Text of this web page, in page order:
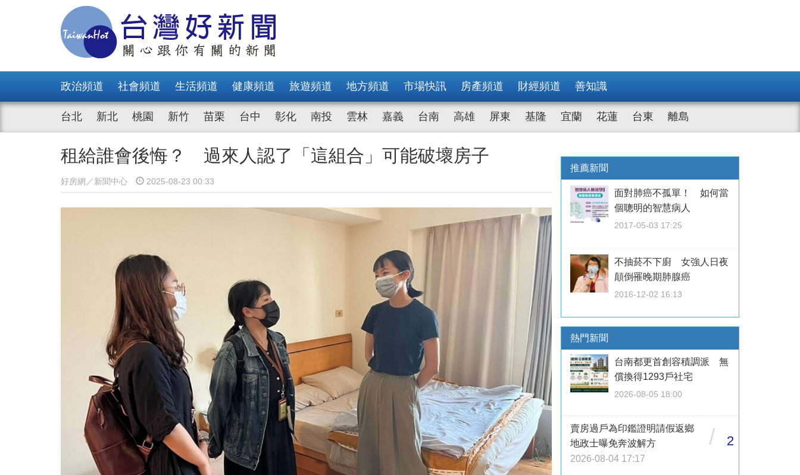
政治頻道 社會頻道 生活頻道 健康頻道 旅遊頻道 地方頻道 市場快訊 房產頻道 財經頻道 善知識
台北 新北 桃園 新竹 苗栗 台中 彰化 南投 雲林 嘉義 台南 高雄 屏東 基隆 宜蘭 花蓮 台東 離島
租給誰會後悔？ 過來人認了「這組合」可能破壞房子
好房網／新聞中心 2025-08-23 00:33
推薦新聞
面對肺癌不孤單！ 如何當
個聰明的智慧病人
2017-05-03 17:25
不抽菸不下廚 女強人日夜
顛倒罹晚期肺腺癌
2016-12-02 16:13
熱門新聞
台南都更首創容積調派 無
償換得1293戶社宅
2026-08-05 18:00
賣房過戶為印鑑證明請假返鄉
地政士曝免奔波解方
2026-08-04 17:17
/ 2